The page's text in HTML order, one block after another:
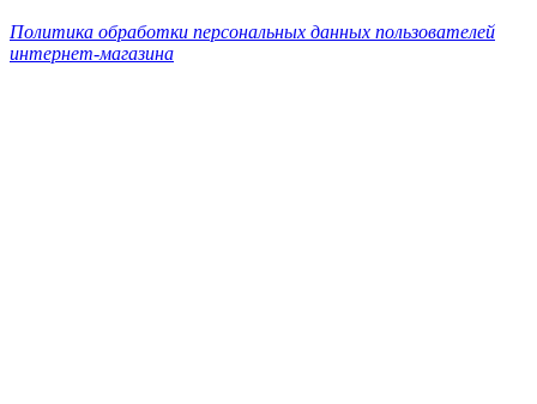
Политика обработки персональных данных пользователей
интернет-магазина